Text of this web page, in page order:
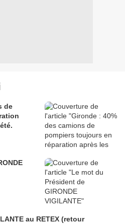
de
au RETEX (retour